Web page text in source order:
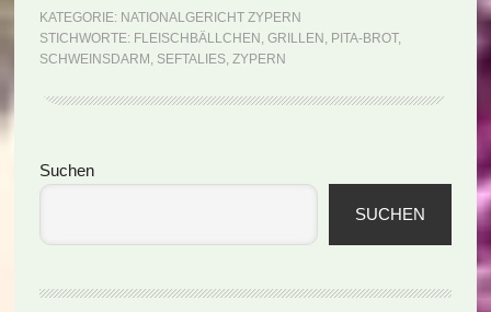
Seftalies
(Rezept)
KATEGORIE: NATIONALGERICHT ZYPERN
STICHWORTE: FLEISCHBÄLLCHEN , GRILLEN , PITA-BROT,
SCHWEINSDARM , SEFTALIES, ZYPERN
Seitenspalte
Suchen
SUCHEN